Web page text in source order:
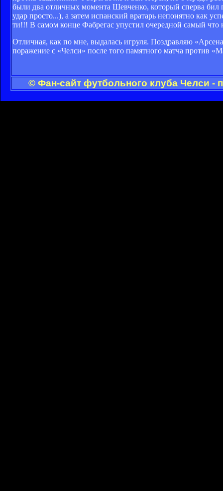
были два отличных момента Шевченко, который сперва
удар просто...), а затем испанский вратарь непонятно как
ти!!! В самом конце Фабрегас упустил очередной самый
Отличная, как по мне, выдалась игруля. Поздравляю
поражение с «Челси» после того памятного матча против
© Фан-сайт футбольного клуба Челси -